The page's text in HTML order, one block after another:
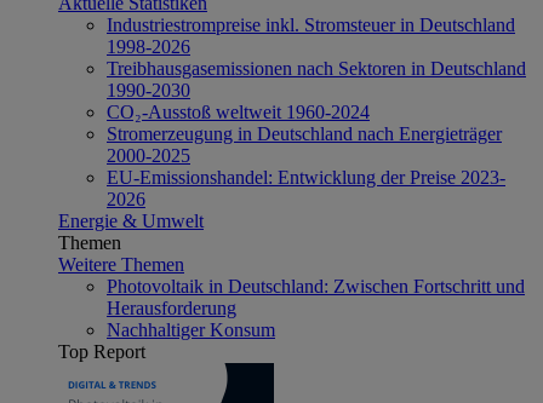
Industriestrompreise inkl. Stromsteuer in Deutschland
1998-2026
Treibhausgasemissionen nach Sektoren in Deutschland
1990-2030
CO₂-Ausstoß weltweit 1960-2024
Stromerzeugung in Deutschland nach Energieträger
2000-2025
EU-Emissionshandel: Entwicklung der Preise 2023-
2026
Energie & Umwelt
Themen
Weitere Themen
Photovoltaik in Deutschland: Zwischen Fortschritt und
Herausforderung
Nachhaltiger Konsum
Top Report